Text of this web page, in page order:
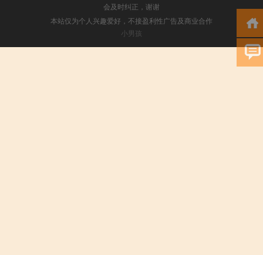
会及时纠正，谢谢
本站仅为个人兴趣爱好，不接盈利性广告及商业合作
小男孩